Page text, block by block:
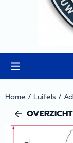
Home / Luifels/
OVERZICHT